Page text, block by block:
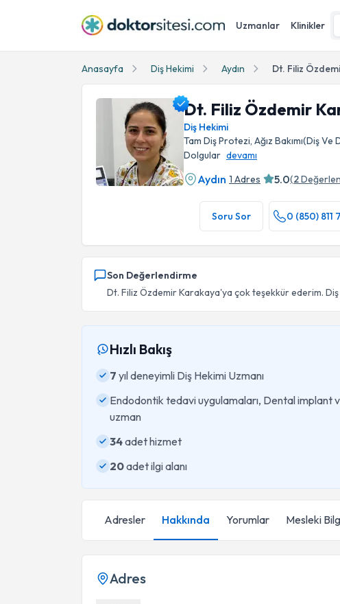
Uzmanlar Klinikler
Anasayfa Diş Hekimi Aydın Dt. Filiz
Dt. Filiz Özdemir
Diş Hekimi
Tam Diş Protezi, Ağız Bakımı(Diş
Dolgular devamı
Aydın 1 Adres 5.0(2
Soru Sor 0 (850) 811
Son Değerlendirme
Dt. Filiz Özdemir Karakaya'ya çok teşekkür ederim. Diş
Hızlı Bakış
7 yıl deneyimli Diş Hekimi Uzmanı
Endodontik tedavi uygulamaları, Dental implant
uzman
34adet hizmet
20adet ilgi alanı
Adresler Hakkında Yorumlar Mesleki
Adres